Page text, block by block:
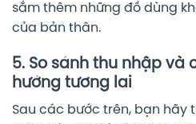
sắm thêm những đồ dùng
của bản thân.
5. So sánh thu nhập và
hướng tương lai
Sau các bước trên, bạn hãy